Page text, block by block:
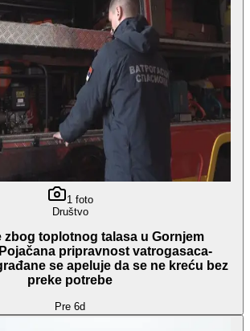
1 foto
Društvo
zbog toplotnog talasa u Gornjem
pripravnost vatrogasaca-
se apeluje da se ne kreću bez
preke potrebe
Pre 6d